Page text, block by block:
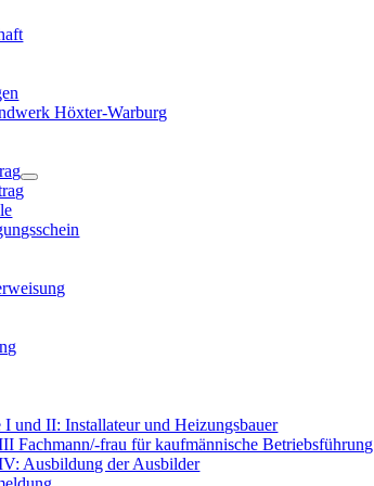
Höxter-Warburg
und II: Installateur und Heizungsbauer
Fachmann/-frau für kaufmännische Betriebsführung
Ausbildung der Ausbilder